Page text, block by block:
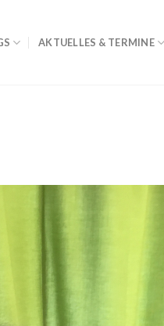
AKTUELLES & TERMINE